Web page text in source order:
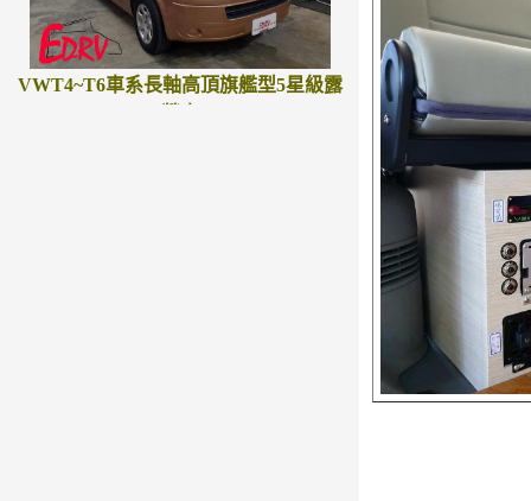
VWT4~T6車系長軸高頂旗艦型5星級露
營車